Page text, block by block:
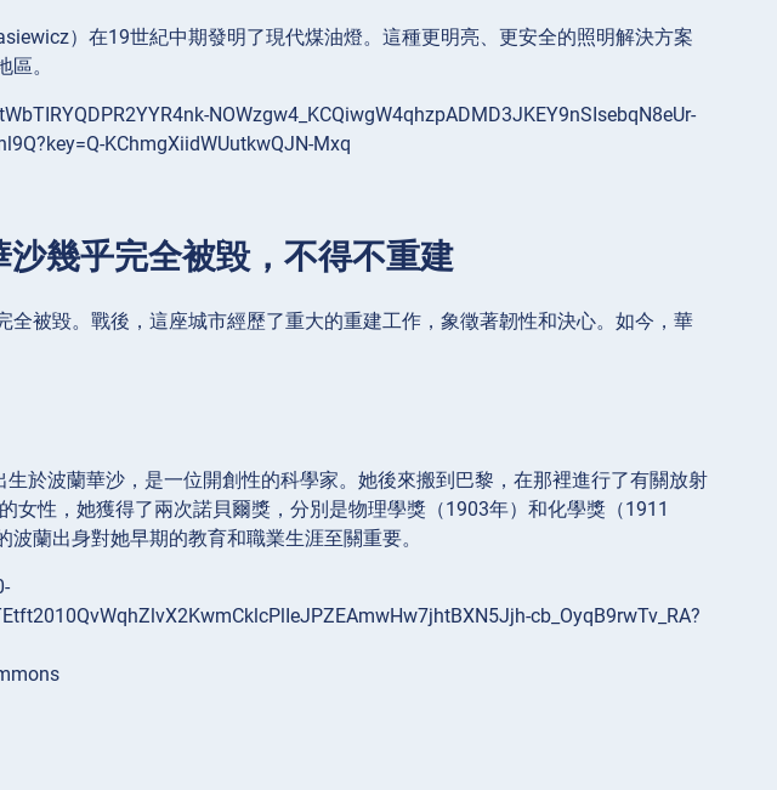
）在19世紀中期發明了現代煤油燈。這種更明亮、更安全的照明解決方案
。
幾乎完全被毀，不得不重建
被毀。戰後，這座城市經歷了重大的重建工作，象徵著韌性和決心。如今，華
生於波蘭華沙，是一位開創性的科學家。她後來搬到巴黎，在那裡進行了有關放射
女性，她獲得了兩次諾貝爾獎，分別是物理學獎（1903年）和化學獎（1911
蘭出身對她早期的教育和職業生涯至關重要。